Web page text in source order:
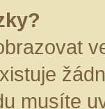
musíte